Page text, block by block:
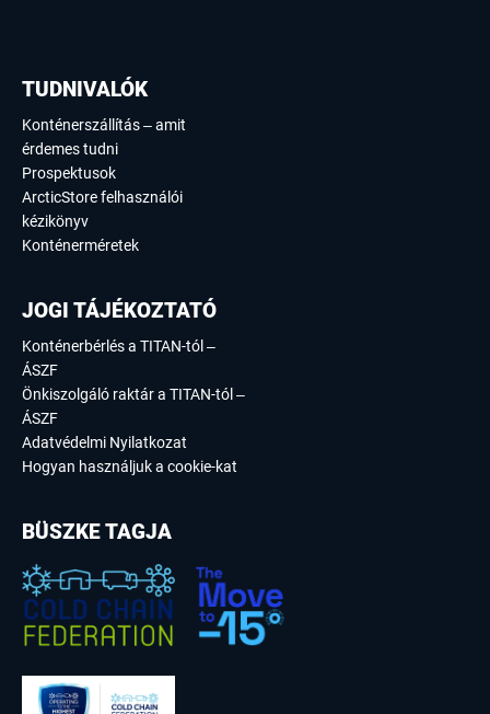
TUDNIVALÓK
Konténerszállítás – amit
érdemes tudni
Prospektusok
ArcticStore felhasználói
kézikönyv
Konténerméretek
JOGI TÁJÉKOZTATÓ
Konténerbérlés a TITAN-tól –
ÁSZF
Önkiszolgáló raktár a TITAN-tól –
ÁSZF
Adatvédelmi Nyilatkozat
Hogyan használjuk a cookie-kat
BÜSZKE TAGJA